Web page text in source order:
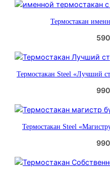
и
Термостакан
Термостакан Steel «Лучший
Термостакан Steel